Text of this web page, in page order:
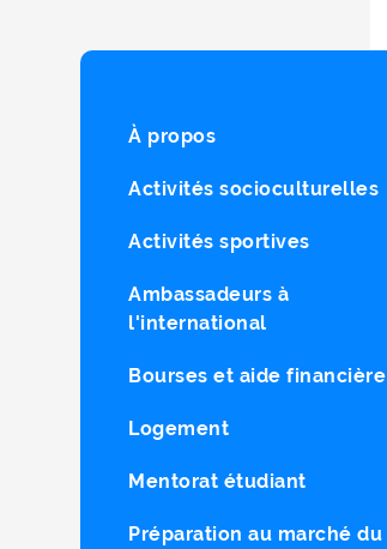
À propos
Activités socioculturelles
Activités sportives
Ambassadeurs à
l'international
Bourses et aide financière
Logement
Mentorat étudiant
Préparation au marché du